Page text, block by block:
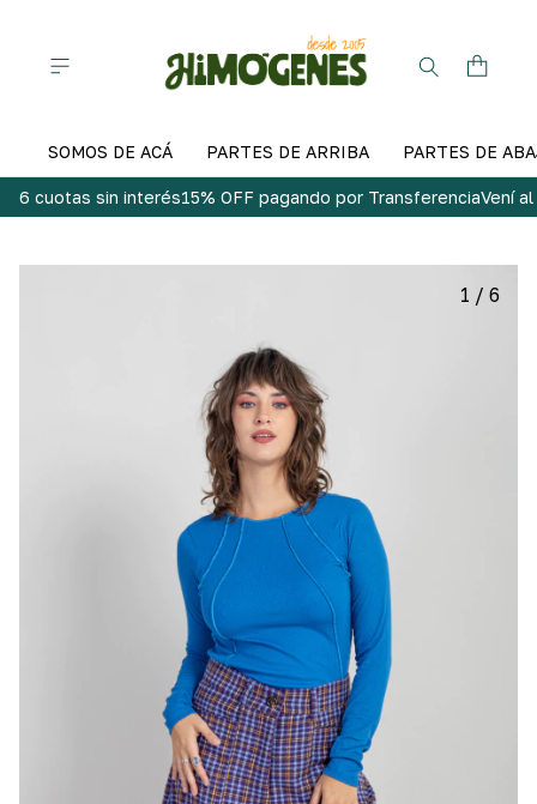
SOMOS DE ACÁ PARTES DE ARRIBA PARTES DE
6 cuotas sin interés15% OFF pagando por TransferenciaVení
1 / 6